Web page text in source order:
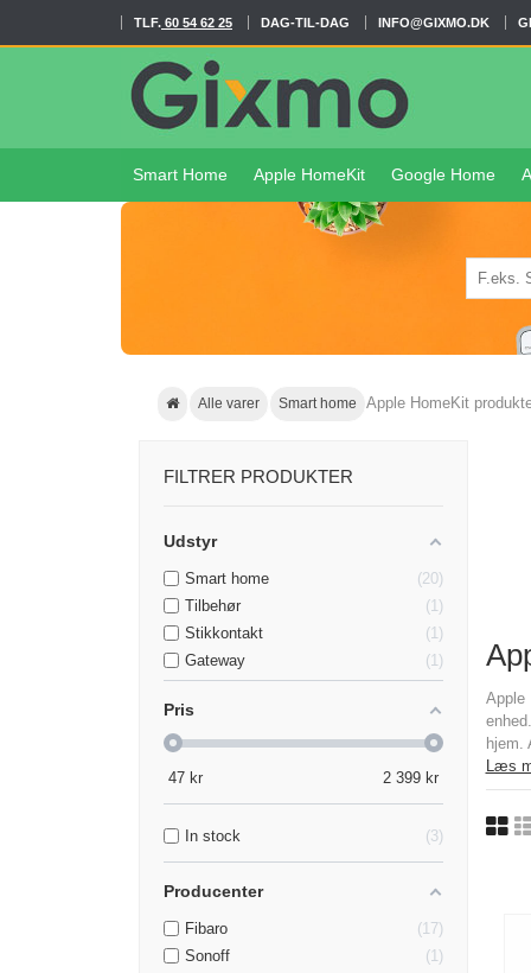
TLF. 60 54 62 25 DAG-TIL-DAG INFO@GIXMO.DK
Smart Home Apple HomeKit Google Home
Alle varer Smart home Apple HomeKit
FILTRER PRODUKTER
Udstyr
Gateway 1
Smart home 20
Stikkontakt 1
Tilbehør 1
Pris
47 kr 2 399kr
In stock 3
Producenter
Fibaro 17
Sonoff 1
Apple
hjem.
Læs